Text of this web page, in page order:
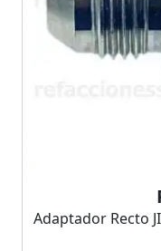
Adaptador Recto